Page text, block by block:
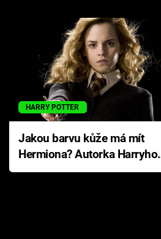
HARRY POTTER
Jakou barvu kůže má mít
Hermiona? Autorka Harryho
Pottera přišla s ráznou